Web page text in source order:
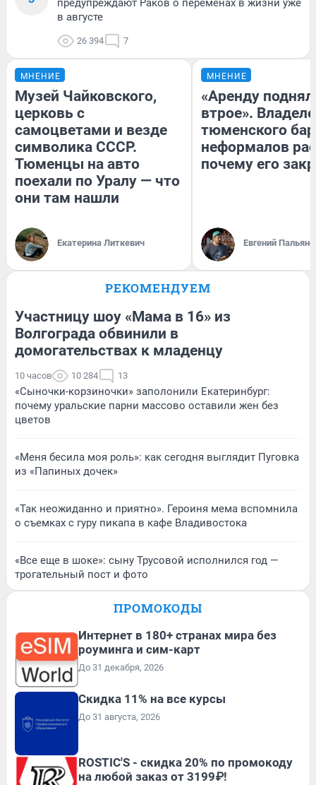
предупреждают Раков о переменах в жизни уже
в августе
26 394 7
МНЕНИЕ
Музей Чайковского,
церковь с
самоцветами и везде
символика СССР.
Тюменцы на авто
поехали по Уралу — что
они там нашли
Екатерина Литкевич
МНЕНИЕ
«Аренду
втрое».
тюменского
неформалов
почему его
Евгений
РЕКОМЕНДУЕМ
Участницу шоу «Мама в 16» из
Волгограда обвинили в
домогательствах к младенцу
10 часов 10 284 13
«Сыночки-корзиночки» заполонили Екатеринбург:
почему уральские парни массово оставили жен без
цветов
«Меня бесила моя роль»: как сегодня выглядит Пуговка
из «Папиных дочек»
«Так неожиданно и приятно». Героиня мема вспомнила
о съемках с гуру пикапа в кафе Владивостока
«Все еще в шоке»: сыну Трусовой исполнился год —
трогательный пост и фото
ПРОМОКОДЫ
Интернет в 180+ странах мира без
роуминга и сим-карт
До 31 декабря, 2026
Скидка 11% на все курсы
До 31 августа, 2026
ROSTIC'S - скидка 20% по промокоду
на любой заказ от 3199₽!